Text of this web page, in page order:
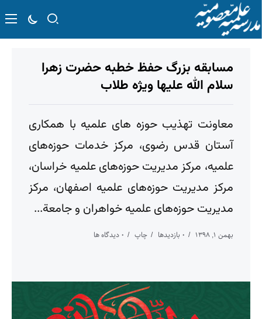
مسابقه بزرگ حفظ خطبه حضرت زهرا
سلام الله علیها ویژه طلاب
معاونت تهذیب حوزه های علمیه با همکاری
آستان قدس رضوی، مرکز خدمات حوزه‌های
علمیه، مرکز مدیریت حوزه‌های علمیه خراسان،
مرکز مدیریت حوزه‌های علمیه اصفهان، مرکز
مدیریت حوزه‌های علمیه خواهران و جامعة...
بهمن ۱, ۱۳۹۸ ۰ بازدیدها چاپ ۰ دیدگاه ها